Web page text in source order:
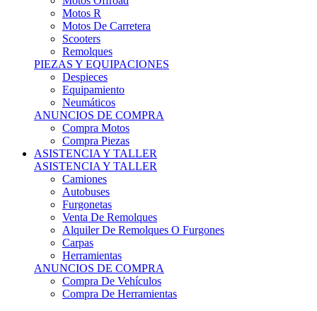
Motos R
Motos De Carretera
Scooters
Remolques
PIEZAS Y EQUIPACIONES
Despieces
Equipamiento
Neumáticos
ANUNCIOS DE COMPRA
Compra Motos
Compra Piezas
ASISTENCIA Y TALLER
ASISTENCIA Y TALLER
Camiones
Autobuses
Furgonetas
Venta De Remolques
Alquiler De Remolques O Furgones
Carpas
Herramientas
ANUNCIOS DE COMPRA
Compra De Vehículos
Compra De Herramientas